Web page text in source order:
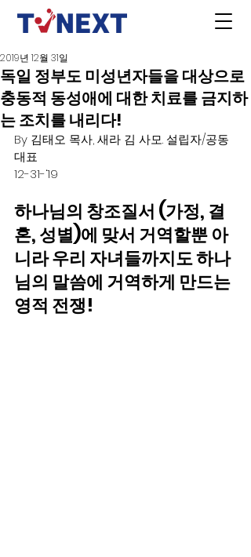
독일 정부도 미성년자들을 대상으로
충동적 동성애에 대한 치료를 금지하
는 조치를 내리다!
2019년 12월 31일
By 김태오 목사, 새라 김 사모. 설립자/공동
대표
12-31-‘19
하나님의 창조질서 (가정, 결
혼, 성별)에 맞서 거역할뿐 아
니라 우리 자녀들까지도 하나
님의 말씀에 거역하게 만드는
영적 전쟁!